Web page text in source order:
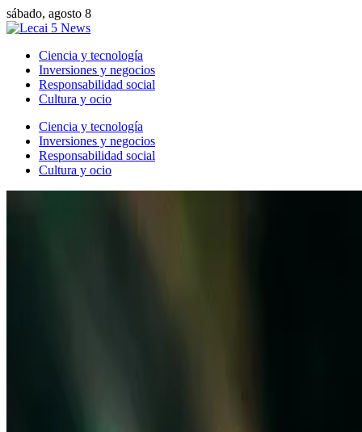
sábado, agosto 8
Ciencia y tecnología
Inversiones y negocios
Responsabilidad social
Cultura y ocio
Ciencia y tecnología
Inversiones y negocios
Responsabilidad social
Cultura y ocio